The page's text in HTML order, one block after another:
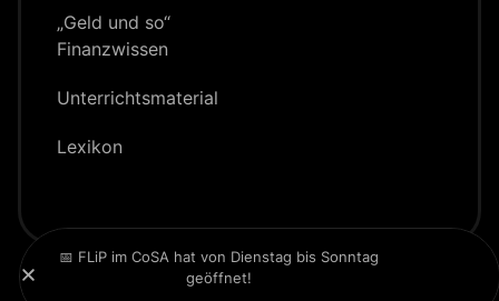
„Geld und so“
Finanzwissen
Unterrichts­material
Lexikon
Website:ZEITGEIST
📅 FLiP im CoSA hat von Dienstag bis Sonntag
geöffnet!